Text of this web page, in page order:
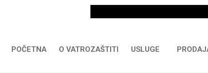
POČETNA O VATROZAŠTITI USLUGE